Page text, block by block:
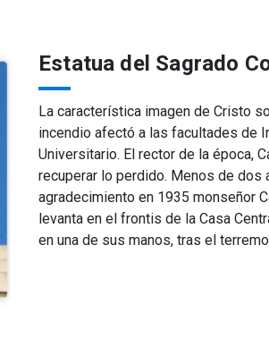
Estatua del Sagrado
La característica imagen de Cristo
incendio afectó a las facultades de
Universitario. El rector de la época,
recuperar lo perdido. Menos de
agradecimiento en 1935 monseñor
levanta en el frontis de la Casa
en una de sus manos, tras el